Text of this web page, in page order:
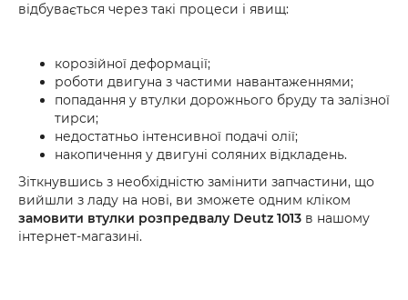
відбувається через такі процеси і явищ:
корозійної деформації;
роботи двигуна з частими навантаженнями;
попадання у втулки дорожнього бруду та залізної
тирси;
недостатньо інтенсивної подачі олії;
накопичення у двигуні соляних відкладень.
Зіткнувшись з необхідністю замінити запчастини, що
вийшли з ладу на нові, ви зможете одним кліком
замовити втулки розпредвалу Deutz 1013 в нашому
інтернет-магазині.